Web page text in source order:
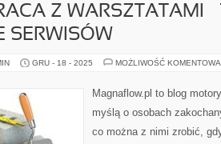
Z WARSZTATAMI –
SERWISÓW
GRU - 18 - 2025 MOŻLIWOŚĆ
Magnaflow.pl to blog
myślą o osobach
co można z nimi zrobić,